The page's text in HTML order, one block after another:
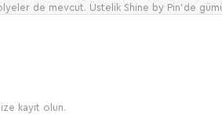
de mevcut. Üstelik Shine by Pin’de
kayıt olun.